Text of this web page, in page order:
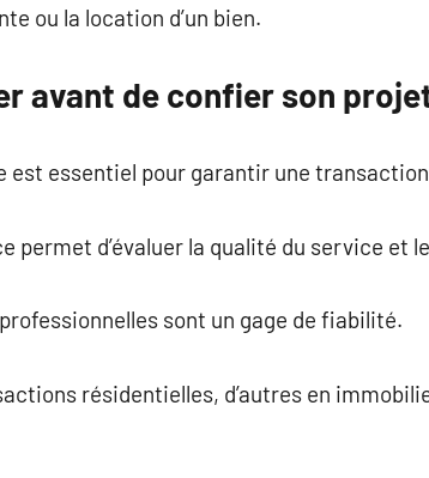
ou la location d’un bien.
avant de confier son
est essentiel pour garantir une
permet d’évaluer la qualité du service et
sont un gage de fiabilité.
résidentielles, d’autres en